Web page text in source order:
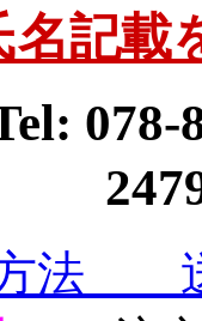
名記載
方法